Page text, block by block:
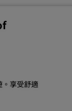
享受舒適